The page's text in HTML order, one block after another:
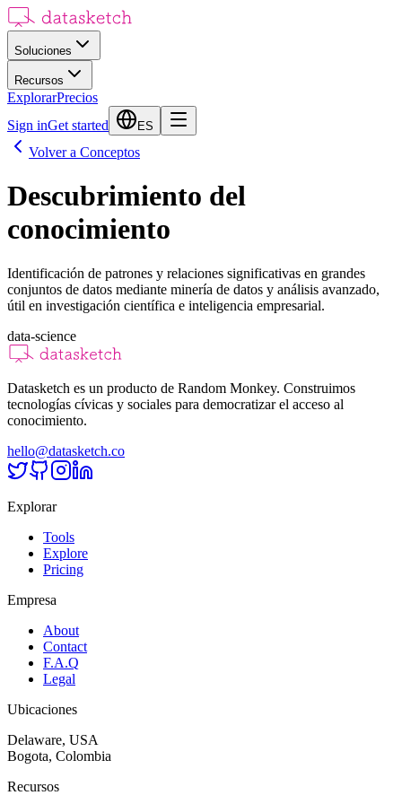
Soluciones
Recursos
ExplorarPrecios
Sign inGet started ES
Volver a Conceptos
Descubrimiento del
conocimiento
Identificación de patrones y relaciones significativas en grandes
conjuntos de datos mediante minería de datos y análisis avanzado,
útil en investigación científica e inteligencia empresarial.
data-science
Datasketch es un producto de Random Monkey. Construimos
tecnologías cívicas y sociales para democratizar el acceso al
conocimiento.
hello@datasketch.co
Explorar
Tools
Explore
Pricing
Empresa
About
Contact
F.A.Q
Legal
Ubicaciones
Delaware, USA
Bogota, Colombia
Recursos